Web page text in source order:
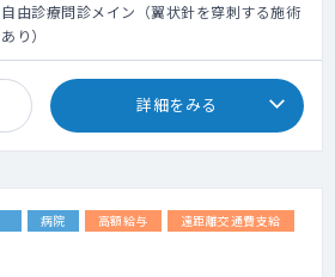
自由診療問診メイン（翼状針を穿刺する施術
あり）
詳細をみる
病院 高額給与
遠距離交通費支給